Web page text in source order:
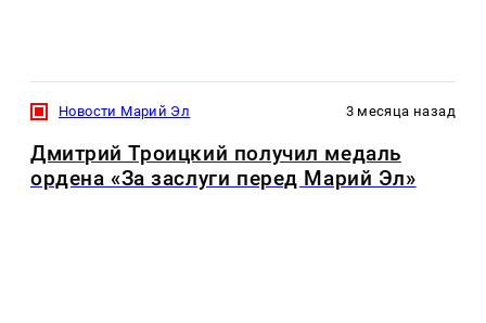
Новости Марий Эл 3 месяца назад
Дмитрий Троицкий получил медаль
ордена «За заслуги перед Марий Эл»